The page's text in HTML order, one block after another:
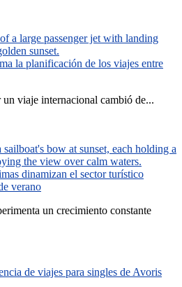
la planificación de los viajes entre
viaje internacional cambió de...
dinamizan el sector turístico
verano
un crecimiento constante